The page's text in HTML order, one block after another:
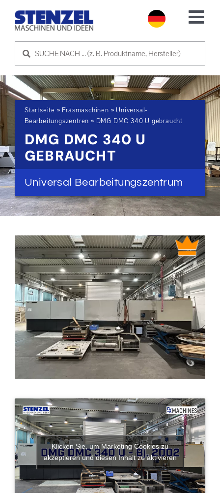
GEBRAUCHTMASCHINEN
MASCHINE VERKAUFEN
SERVICE
ÜBER UNS
NEWS
KONTAKT AUFNEHMEN
Startseite » Fräsmaschinen »Universal-
Bearbeitungszentren » DMG DMC 340 U gebraucht
DMG DMC 340 U
GEBRAUCHT
Universal Bearbeitungszentrum
Klicken Sie, um Marketing Cookies zu
akzeptieren und diesen Inhalt zu aktivieren